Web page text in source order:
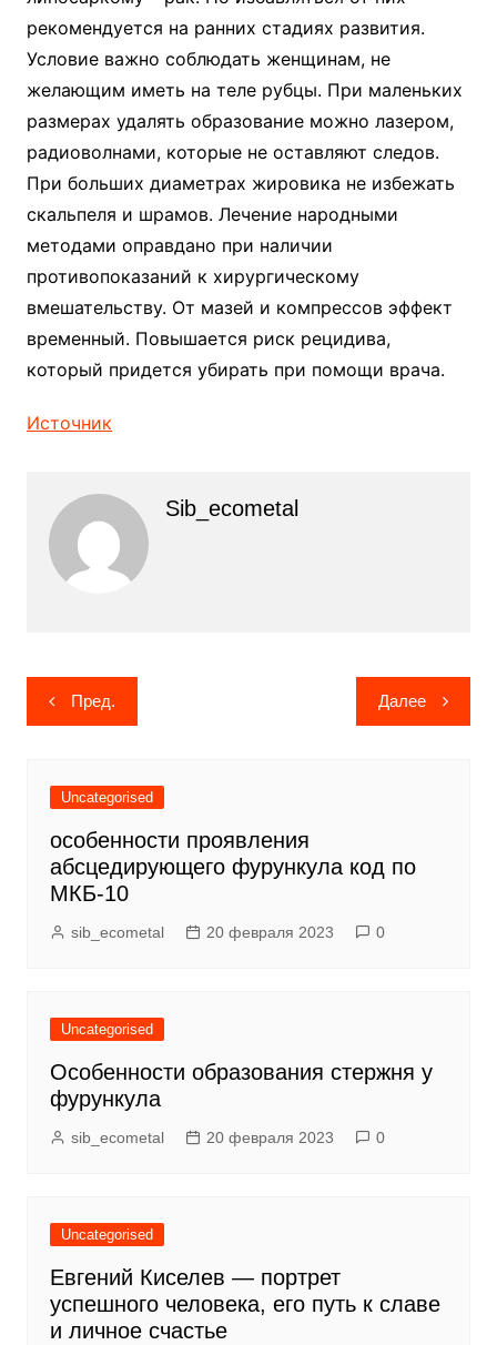
рекомендуется на ранних стадиях развития.
Условие важно соблюдать женщинам, не
желающим иметь на теле рубцы. При маленьких
размерах удалять образование можно лазером,
радиоволнами, которые не оставляют следов.
При больших диаметрах жировика не избежать
скальпеля и шрамов. Лечение народными
методами оправдано при наличии
противопоказаний к хирургическому
вмешательству. От мазей и компрессов эффект
временный. Повышается риск рецидива,
который придется убирать при помощи врача.
Источник
Sib_ecometal
Навигация
по
Пред. Далее
Uncategorised
особенности проявления
абсцедирующего фурункула код по
МКБ-10
sib_ecometal 20 февраля 2023 0
Uncategorised
Особенности образования стержня у
фурункула
sib_ecometal 20 февраля 2023 0
Uncategorised
Евгений Киселев — портрет
успешного человека, его путь к славе
и личное счастье